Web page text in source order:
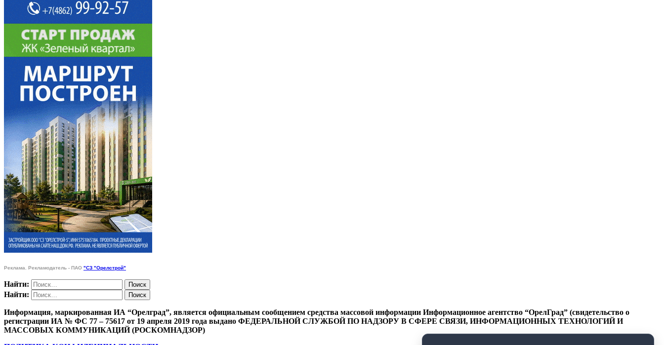
Реклама. Рекламодатель - ПАО "СЗ "Орелстрой"
Найти:
Найти:
Информация, маркированная ИА “Орелград”, является официальным сообщением средства массовой информации Информационное агентство “ОрелГрад” (свидетельство о
регистрации ИА № ФС 77 – 75617 от 19 апреля 2019 года выдано ФЕДЕРАЛЬНОЙ СЛУЖБОЙ ПО НАДЗОРУ В СФЕРЕ СВЯЗИ, ИНФОРМАЦИОННЫХ ТЕХНОЛОГИЙ И
МАССОВЫХ КОММУНИКАЦИЙ (РОСКОМНАДЗОР)